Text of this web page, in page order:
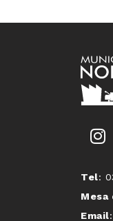
Tel:
Mesa
Email